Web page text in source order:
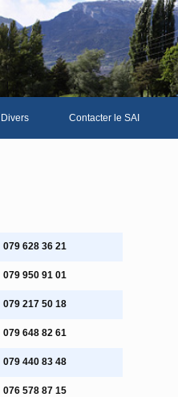
Divers
Documents divers
Piscine Sion
Contacter le SAI
079 628 36 21
079 950 91 01
079 217 50 18
079 648 82 61
079 440 83 48
076 578 87 15